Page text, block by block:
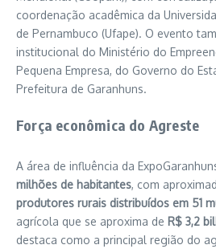
coordenação acadêmica da
de Pernambuco (Ufape). O evento
institucional do Ministério do
Pequena Empresa, do Governo do
Prefeitura de Garanhuns.
Força econômica do Agreste
A área de influência da
milhões de habitantes, com
produtores rurais distribuídos em 51
agrícola que se aproxima de R$ 3,2
destaca como a principal região do